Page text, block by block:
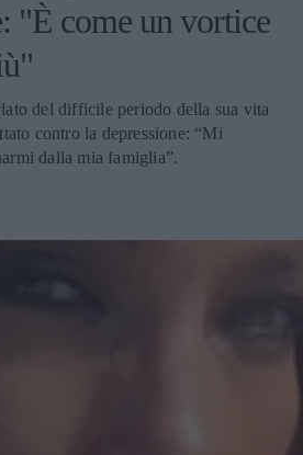
"È come un vortice
del difficile periodo della sua vita
contro la depressione: “Mi
dalla mia famiglia”.